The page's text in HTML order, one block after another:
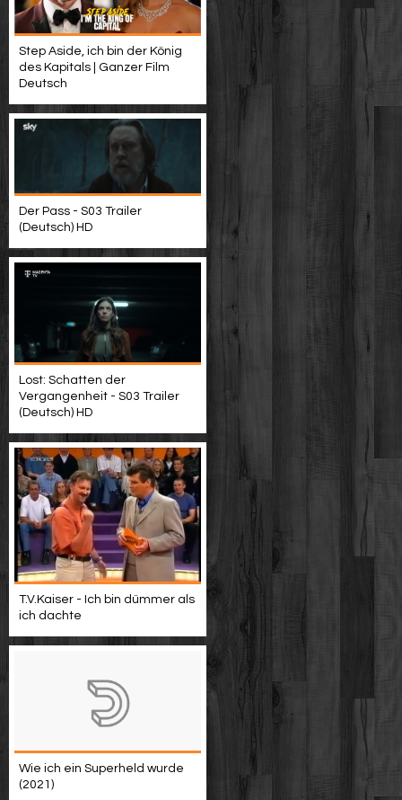
Step Aside, ich bin der König
des Kapitals | Ganzer Film
Deutsch
Der Pass - S03 Trailer
(Deutsch) HD
Lost: Schatten der
Vergangenheit - S03 Trailer
(Deutsch) HD
T.V.Kaiser - Ich bin dümmer als
ich dachte
Wie ich ein Superheld wurde
(2021)